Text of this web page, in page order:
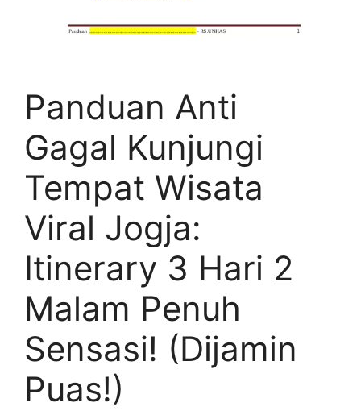
Panduan Anti
Gagal Kunjungi
Tempat Wisata
Viral Jogja:
Itinerary 3 Hari 2
Malam Penuh
Sensasi! (Dijamin
Puas!)